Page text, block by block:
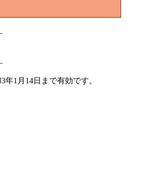
1月14日まで有効です。